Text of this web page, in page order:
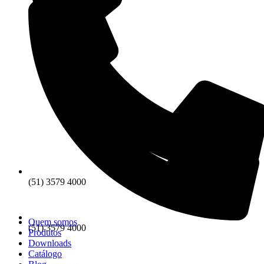
(51) 3579 4000
(51) 3579 4000
Quem somos
Produtos
Downloads
Catálogo